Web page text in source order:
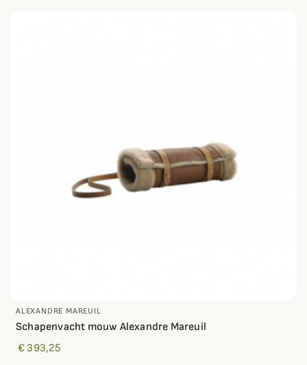
ALEXANDRE MAREUIL
Schapenvacht mouw Alexandre Mareuil
€ 393,25